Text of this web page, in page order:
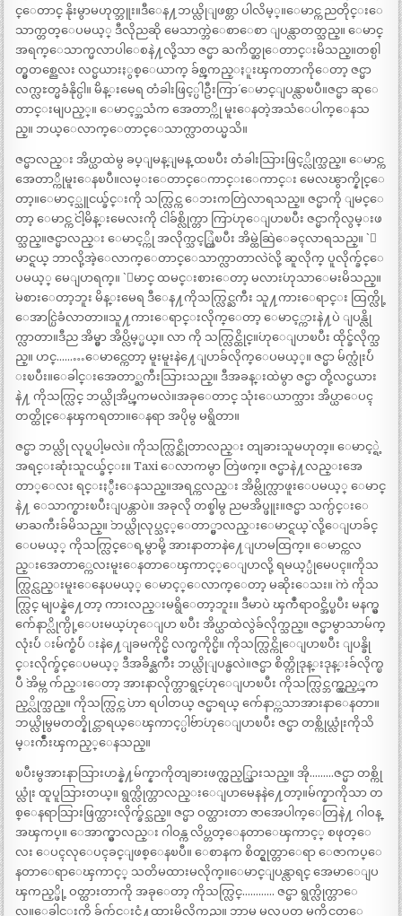
င္ေတာင္ နိုးမွာမဟုတ္ဘူး။ဒီေန႔ဘယ္လိုျဖစ္တာ ပါလိမ့္။ေမာင္က ညတိုင္းေ
သာက္တတ္ေပမယ့္ ဒီလိုညဆို မေသာက္ဘဲေစာေစာ ျပန္လာတတ္သည္။ ေမာင္
အရက္ေသာက္မလာပါေစနဲ႔လို့သာ ဇင္မာ ႀကိတ္ဆုေတာင္းမိသည္။တစ္ပါ
တ္မွတစ္ညေလး လင္မယားႏွစ္ေယာက္ ခ်စ္ၾကည္ႏူးၾကတာကိုေတာ့ ဇင္မာ
လက္လႊတ္မခံနိုင္ပါ။ `မိန္းမေရ တံခါးဖြင့္ပါဦးကြာ´ ေမာင္ျပန္လာၿပီ။ဇင္မာ ဆုေ
တာင္းမျပည့္။ ေမာင့္အသံက အေတာ္ကို မူးေနတဲ့အသံေပါက္ေနသ
ည္။ ဘယ္ေလာက္ေတာင္ေသာက္လာတယ္မသိ။
ဇင္မာလည္း အိပ္ယာထဲမွ ခပ္ျမန္ျမန္ ထၿပီး တံခါးသြားဖြင့္လိုက္သည္။ ေမာင္က
အေတာ္ကိုမူးေနၿပီ။လမ္းေတာင္ေကာင္းေကာင္း မေလၽွာက္နိုင္ေ
တာ့။ေမာင့္သူငယ္ခ်င္းကို သက္လြင္က ေဘးကတြဲလာရသည္။ ဇင္မာကို ျမင္ေ
တာ့ ေမာင္က `ငါ့မိန္းမေလးကို ငါခ်စ္လိုက္တာ ကြာ´ဟုေျပာၿပီး ဇင္မာကိုလွမ္းဖ
တ္သည္။ဇင္မာလည္း ေမာင့္ကို အလိုက္သင့္တြဲၿပီး အိမ္ထဲဆြဲေခၚလာရသည္။ `ေ
မာင္ရယ္ ဘာလို့အဲ့ေလာက္ေတာင္ေသာက္လာတာလဲ´လို့ ဆူလိုက္ ပူလိုက္ခ်င္ေ
ပမယ့္ မေျပာရက္။ `ေမာင္ ထမင္းစားေတာ့ မလား´ဟုသာေမးမိသည္။
`မစားေတာ့ဘူး မိန္းမေရ ဒီေန႔ကိုသက္လြင္ႀကီး သူ႔ကားေရာင္း ထြက္လို့
ေအာင္ပြဲခံလာတာ။သူ႔ကားေရာင္းလိုက္ေတာ့ ေမာင့္ကားနဲ႔ပဲ ျပန္လို
က္လာတာ။ဒီည အိမ္မွာ အိပ္လိမ့္မယ္။ လာ ကို သက္လြင္ထိုင္။´ဟုေျပာၿပီး ထိုင္ခ်လိုက္သ
ည္။ ဟင္………ေမာင္ကေတာ့ မူးမူးနဲ႔ေျပာခ်လိုက္ေပမယ့္။ ဇင္မာ မ်က္လုံးပ်ဴ
းၿပီး။ေခါင္းအေတာ္ႀကီးသြားသည္။ ဒီအခန္းထဲမွာ ဇင္မာ တို့လင္မယား
နဲ႔ ကိုသက္လြင္ ဘယ္လိုအိပ္ၾကမလဲ။အခုေတာင္ သုံးေယာက္သား အိပ္ယာေပၚ
တတ္ထိုင္ေနၾကရတာ။ေနရာ အပိုမွ မရွိတာ။
ဇင္မာ ဘယ္လို လုပ္ရပါ့မလဲ။ ကိုသက္လြင္ဆိုတာလည္း တျခားသူမဟုတ္။ ေမာင့္ရဲ့
အရင္းဆုံးသူငယ္ခ်င္း။ Taxi ေလာကမွာ တြဲဖက္။ ဇင္မာနဲ႔လည္းအေ
တာ္ေလး ရင္းႏွီးေနသည္။အရင္ကလည္း အိမ္လိုက္လာဖူးေပမယ့္ ေမာင္
နဲ႔ ေသာက္စားၿပီးျပန္တာပဲ။ အခုလို တစ္ခါမွ ညမအိပ္ဖူး။ဇင္မာ သက္ပ်င္းေ
မာႀကီးခ်မိသည္။ `ဘယ္လိုလုပ္သင့္ေတာ္မွာလည္းေမာင္ရယ္` လို့ေျပာခ်င္
ေပမယ့္ ကိုသက္လြင္ေရ့မွာမို့ အားနာတာနဲ႔ေျပာမထြက္။ ေမာင္ကလ
ည္းအေတာ္ကေလးမူးေနတာေၾကာင့္ေျပာလို့ ရမယ့္ပုံမေပၚ။ကိုသ
က္လြင္လည္းမူးေနေပမယ့္ ေမာင့္ေလာက္ေတာ့ မဆိုးေသး။ `ကဲ ကိုသ
က္လြင္ မျပန္နဲ႔ေတာ့ ကားလည္းမရွိေတာ့ဘူး။ ဒီမာပဲ ၾကဳံရာဝင္အိပ္ၿပီး မနက္မွ
က်ေနာ္လိုက္ပို့ေပးမယ္´ဟုေျပာ ၿပီး အိပ္ယာထဲလွဲခ်လိုက္သည္။ ဇင္မာမွာသာမ်က္
လုံးပ်ဴ းမ်က္စံပ်ဴ းနဲ႔ေျခမကိုင္မိ လက္မကိုင္မိ။ ကိုသက္လြင္ကိုေျပာၿပီး ျပန္ခို
င္းလိုက္ခ်င္ေပမယ့္ ဒီအခ်ိန္ႀကီး ဘယ္လိုျပန္မလဲ။ဇင္မာ စိတ္ကိုဒုန္းဒုန္းခ်လိုက္ၿ
ပီ `အိမ္က က်ည္းေတာ့ အားနာလိုက္တာရွင္´ဟုေျပာၿပီး ကိုသက္လြင္ဘက္လွည့္ၾက
ည့္လိုက္သည္။ ကိုသက္လြင္က `ဟာ ရပါတယ္ ဇင္မာရယ္ က်ေနာ္ကသာအားနာေနတာ။
ဘယ္လိုမွမတတ္နိုင္တာရယ္ေၾကာင့္ပါဗ်ာ´ဟုေျပာၿပီး ဇင္မာ တစ္ကိုယ္လုံးကိုသိ
မ္းက်ဳံးၾကည့္ေနသည္။
ၿပီးမွအားနာသြားဟန္နဲ႔မ်က္နာကိုတျခားဖက္လွည့္သြားသည္။ အို………ဇင္မာ တစ္ကို
ယ္လုံး ထူပူသြားတယ္။ ရွက္လိုက္တာလည္းေျပာမေနနဲ႔ေတာ့။မ်က္နာကိုသာ တ
စ္ေနရာသြားဖြက္ထားလိုက္ခ်င္သည္။ ဇင္မာ ဝတ္ထားတာ ဇာအေပါက္ေတြနဲ႔ ဂါဝန္
အၾကပ္။ ေအာက္မွာလည္း ဂါဝန္က လိပ္တတ္ေနတာေၾကာင့္ စဖုတ္ေ
လး ေပၚလုေပၚခင္ျဖစ္ေနၿပီ။ ေစာနက စိတ္ရွုတ္တာေရာ ေဇာကပ္ေ
နတာေရာေၾကာင့္ သတိမထားမလိုက္။ေမာင္ျပန္လာရင္ အေမာေျပ
ၾကည့္ဖို့ ဝတ္ထားတာကို အခုေတာ့ ကိုသက္လြင္………… ဇင္မာ ရွက္လိုက္တာေ
လ။ေခါင္းကို ခ်က္ခ်င္းငုံ႔ထားမိလိုက္သည္။ ဘာမွ မလုပ္တတ္ မကိုင္တတ္ေ